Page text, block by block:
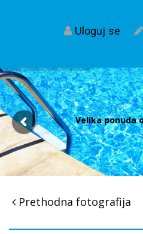
Uloguj se
Velika ponuda
Post
Prethodna fotografija